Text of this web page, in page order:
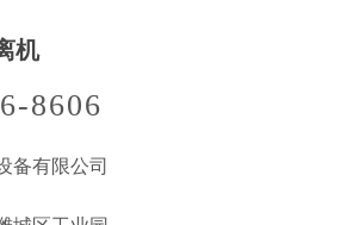
机
8606
备有限公司